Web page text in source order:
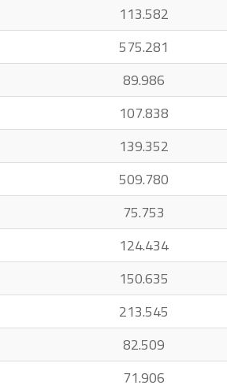
113.582
575.281
89.986
107.838
139.352
509.780
75.753
124.434
150.635
213.545
82.509
71.906